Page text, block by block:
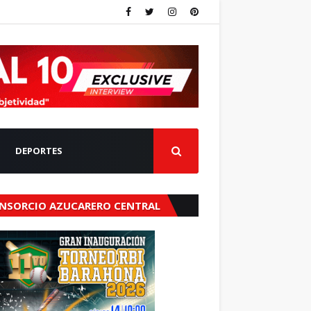
DEPORTES
AZUCARERO CENTRAL